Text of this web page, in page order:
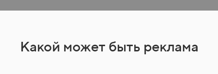
Какой может быть реклама